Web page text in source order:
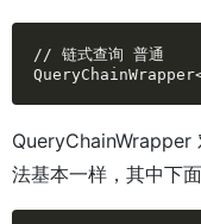
// 链式查询 普通
QueryChainWrapper
法基本一样，其中下